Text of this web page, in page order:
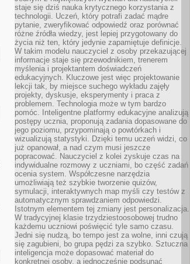
staje się dziś nauka krytycznego korzystania z
technologii. Uczeń, który potrafi zadać mądre
pytanie, zweryfikować odpowiedź oraz porównać
różne źródła wiedzy, jest lepiej przygotowany do
życia niż ten, który jedynie zapamiętuje definicje.
W takim modelu nauczyciel z osoby przekazującej
informacje staje się przewodnikiem, trenerem
myślenia i projektantem doświadczeń
edukacyjnych. Kluczowe jest więc projektowanie
lekcji tak, by miejsce suchego wykładu zajęły
projekty, dyskusje, eksperymenty i praca z
problemem. Technologia może w tym bardzo
pomóc. Inteligentne platformy edukacyjne analizują
postępy ucznia, proponują zadania dopasowane do
jego poziomu, przypominają o powtórkach i
wizualizują statystyki. Dzięki temu uczeń widzi, co
już opanował, a nad czym musi jeszcze
popracować. Nauczyciel z kolei zyskuje czas na
indywidualne rozmowy z uczniami, bo część zadań
ocenia system. Współczesne narzędzia
umożliwiają też szybkie tworzenie quizów,
symulacji, interaktywnych map myśli czy testów z
automatycznym sprawdzaniem odpowiedzi.
Istotnym elementem tej zmiany jest personalizacja.
W tradycyjnej klasie trzydziestoosobowej trudno
każdemu uczniowi poświęcić tyle samo czasu.
Jedni się nudzą, bo tempo jest za wolne, inni czują
się zagubieni, bo grupa pędzi za szybko. Sztuczna
inteligencja może dopasować materiał do
konkretnej osoby, a jednocześnie podsunąć